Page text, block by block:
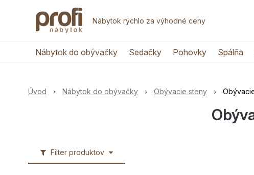
Nábytok rýchlo za výhodné ceny
Nábytok do obývačky Sedačky Pohovky Spálňa
Úvod Nábytok do obývačky Obývacie steny
Filter produktov